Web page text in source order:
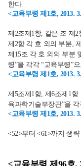
한다.
<교육부령 제1호, 2013.
제2조제1항, 같은 조 제
제2항 각 호 외의 부분,
제15조 각 호 외의 부분
령”을 각각 “교육부령”
<교육부령 제1호, 2013.
제5조제1항, 제6조제1항
육과학기술부장관”을
<교육부령 제1호, 2013.
<52>부터 <61>까지 생략
<교육부령 제96호,